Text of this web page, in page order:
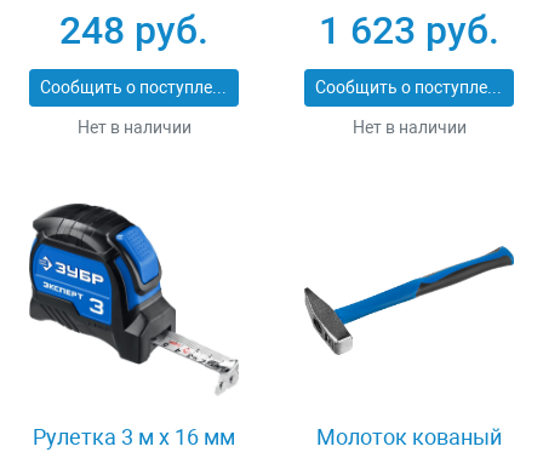
248 руб.
Сообщить о поступлении
Нет в наличии
1 623 руб.
Сообщить о поступлении
Нет в наличии
Рулетка 3 м x 16 мм
Молоток кованый